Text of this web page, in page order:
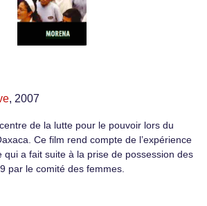
, 2007
de la lutte pour le pouvoir lors du
Ce film rend compte de l’expérience
qui a fait suite à la prise de possession des
par le comité des femmes.